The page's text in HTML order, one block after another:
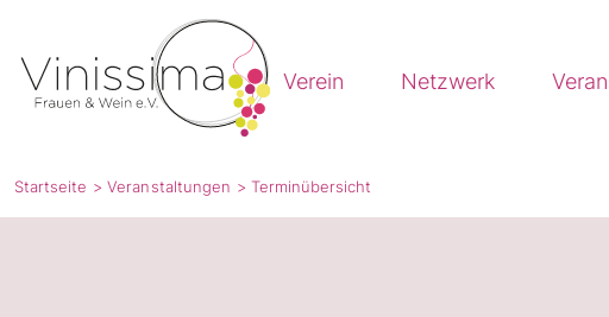
Verein Netzwerk
Startseite Veranstaltungen Terminübersicht